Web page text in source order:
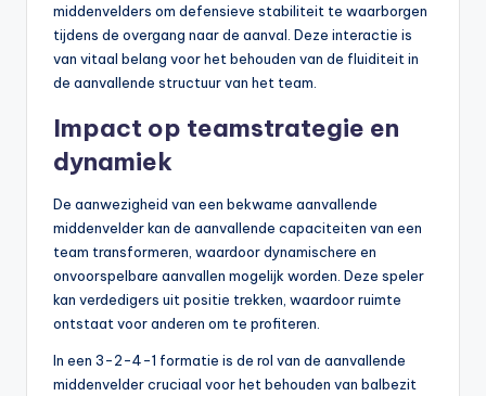
middenvelders om defensieve stabiliteit te waarborgen
tijdens de overgang naar de aanval. Deze interactie is
van vitaal belang voor het behouden van de fluiditeit in
de aanvallende structuur van het team.
Impact op teamstrategie en
dynamiek
De aanwezigheid van een bekwame aanvallende
middenvelder kan de aanvallende capaciteiten van een
team transformeren, waardoor dynamischere en
onvoorspelbare aanvallen mogelijk worden. Deze speler
kan verdedigers uit positie trekken, waardoor ruimte
ontstaat voor anderen om te profiteren.
In een 3-2-4-1 formatie is de rol van de aanvallende
middenvelder cruciaal voor het behouden van balbezit